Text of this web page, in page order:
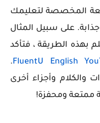
المخصصة لتعليمك
على سبيل المثال
بهذه الطريقة ، فتأكد
FluentU English
.
والكلام وأجزاء أخرى
ممتعة ومحفزة!